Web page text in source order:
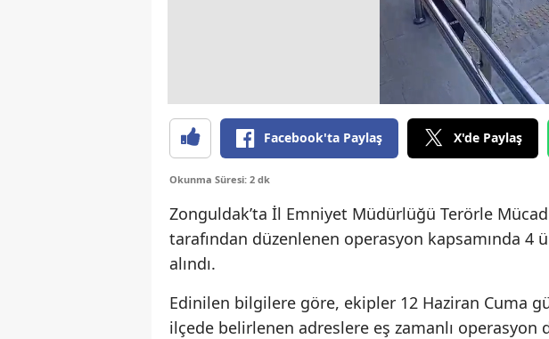
Facebook'ta Paylaş X'de Paylaş
Okunma Süresi: 2 dk
Zonguldak’ta İl Emniyet Müdürlüğü Terörle
tarafından düzenlenen operasyon kapsamında 4
alındı.
Edinilen bilgilere göre, ekipler 12 Haziran Cuma
ilçede belirlenen adreslere eş zamanlı operasyon